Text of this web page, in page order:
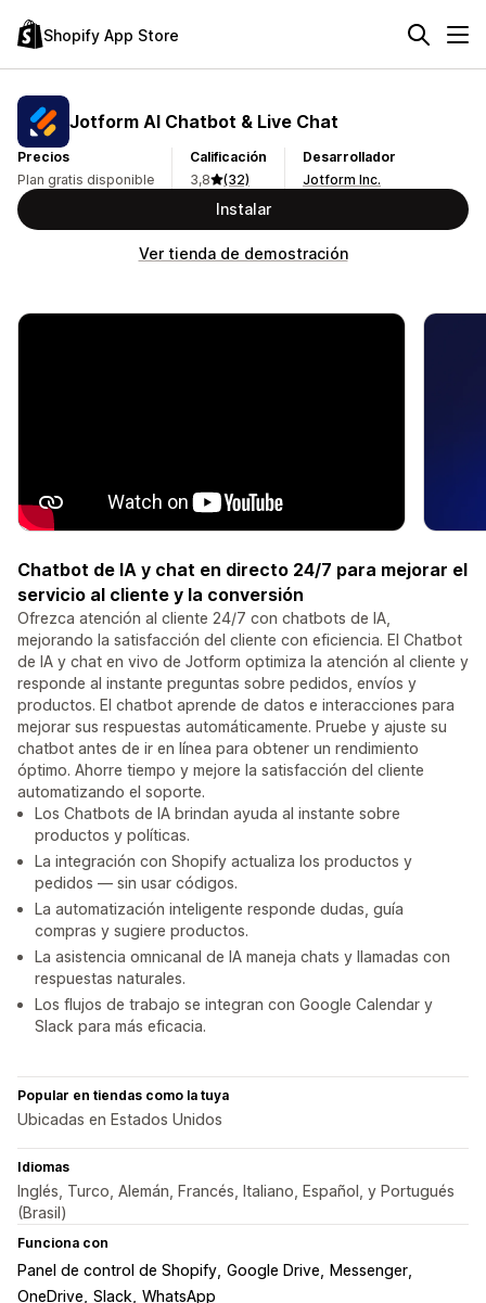
Shopify App Store
Jotform AI Chatbot & Live Chat
Precios
Plan gratis disponible
Calificación
3,8
(32)
Desarrollador
Jotform Inc.
Instalar
Ver tienda de demostración
Chatbot de IA y chat en directo 24/7 para mejorar el
servicio al cliente y la conversión
Ofrezca atención al cliente 24/7 con chatbots de IA,
mejorando la satisfacción del cliente con eficiencia. El Chatbot
de IA y chat en vivo de Jotform optimiza la atención al cliente y
responde al instante preguntas sobre pedidos, envíos y
productos. El chatbot aprende de datos e interacciones para
mejorar sus respuestas automáticamente. Pruebe y ajuste su
chatbot antes de ir en línea para obtener un rendimiento
óptimo. Ahorre tiempo y mejore la satisfacción del cliente
automatizando el soporte.
Los Chatbots de IA brindan ayuda al instante sobre
productos y políticas.
La integración con Shopify actualiza los productos y
pedidos — sin usar códigos.
La automatización inteligente responde dudas, guía
compras y sugiere productos.
La asistencia omnicanal de IA maneja chats y llamadas con
respuestas naturales.
Los flujos de trabajo se integran con Google Calendar y
Slack para más eficacia.
Popular en tiendas como la tuya
Ubicadas en Estados Unidos
Idiomas
Inglés, Turco, Alemán, Francés, Italiano, Español, y Portugués
(Brasil)
Funciona con
Panel de control de Shopify Google Drive
Messenger
OneDrive Slack WhatsApp